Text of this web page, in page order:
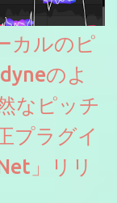
カルのピ
のよ
なピッチ
プラグイ
」リリ